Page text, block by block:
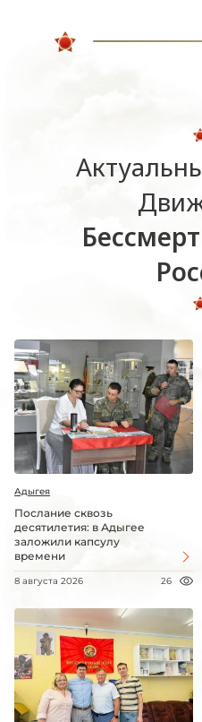
Адыгея
Послание сквозь
десятилетия: в Адыгее
заложили капсулу
времени
8 августа 2026 26